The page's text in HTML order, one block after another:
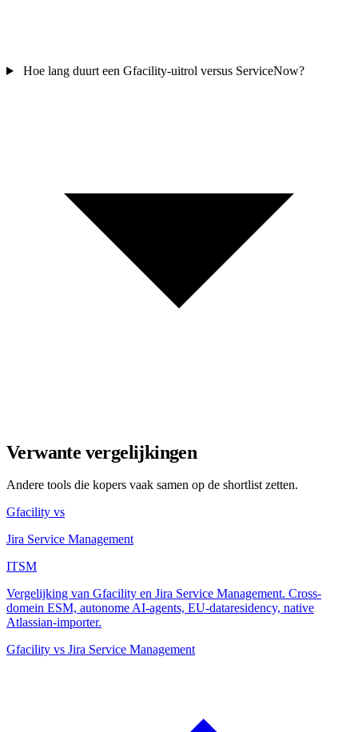
Hoe lang duurt een Gfacility-uitrol versus ServiceNow?
Verwante vergelijkingen
Andere tools die kopers vaak samen op de shortlist zetten.
Gfacility vs
Jira Service Management
ITSM
Vergelijking van Gfacility en Jira Service Management. Cross-
domein ESM, autonome AI-agents, EU-dataresidency, native
Atlassian-importer.
Gfacility vs Jira Service Management